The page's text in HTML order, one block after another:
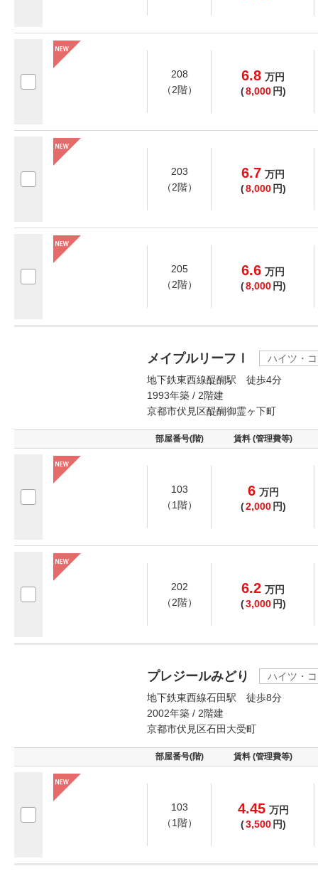
208
（2階）
6.8 万円
(8,000 円)
203
（2階）
6.7 万円
(8,000 円)
205
（2階）
6.6 万円
(8,000 円)
メイプルリーフⅠ
ハイツ・
地下鉄東西線醍醐駅 徒歩4分
1993年築 / 2階建
京都市伏見区醍醐御霊ヶ下町
部屋番号(階) 賃料 (管理費等)
103
（1階）
6 万円
(2,000 円)
202
（2階）
6.2 万円
(3,000 円)
プレジールみどり
ハイツ・
地下鉄東西線石田駅 徒歩8分
2002年築 / 2階建
京都市伏見区石田大受町
部屋番号(階) 賃料 (管理費等)
103
（1階）
4.45 万円
(3,500 円)